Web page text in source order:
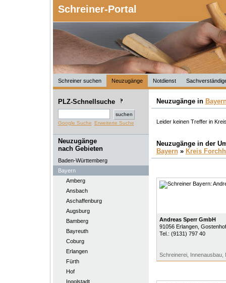
Schreiner-Portal
Schreiner suchen Neuzugänge Notdienst
PLZ-Schnellsuche
Google Suche Erweiterte Suche
Neuzugänge
nach Gebieten
Baden-Württemberg
Bayern
Amberg
Ansbach
Aschaffenburg
Augsburg
Bamberg
Bayreuth
Coburg
Erlangen
Fürth
Hof
Ingolstadt
Neuzugänge in
Leider keinen Treffer in
Neuzugänge in der
Bayern» Kreis
Andreas Sperr GmbH
91056 Erlangen,
Tel.: (9131) 797 40
Schreinerei, Innenausbau,